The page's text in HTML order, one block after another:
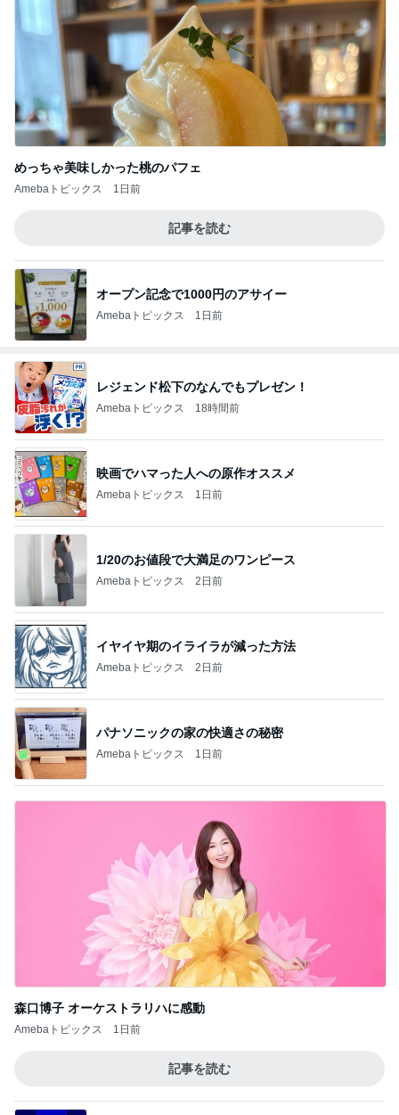
めっちゃ美味しかった桃のパフェ
Amebaトピックス 1日前
記事を読む
オープン記念で1000円のアサイー
Amebaトピックス 1日前
レジェンド松下のなんでもプレゼン！
Amebaトピックス 18時間前
映画でハマった人への原作オススメ
Amebaトピックス 1日前
1/20のお値段で大満足のワンピース
Amebaトピックス 2日前
イヤイヤ期のイライラが減った方法
Amebaトピックス 2日前
パナソニックの家の快適さの秘密
Amebaトピックス 1日前
森口博子 オーケストラリハに感動
Amebaトピックス 1日前
記事を読む